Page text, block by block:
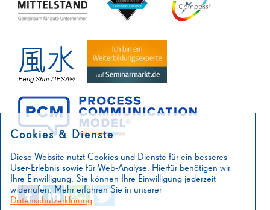
Cookies & Dienste
Diese Website nutzt Cookies und Dienste für ein besseres
User-Erlebnis sowie für Web-Analyse. Hierfür benötigen wir
Ihre Einwilligung. Sie können Ihre Einwilligung jederzeit
widerrufen. Mehr erfahren Sie in unserer
Datenschutzerklärung